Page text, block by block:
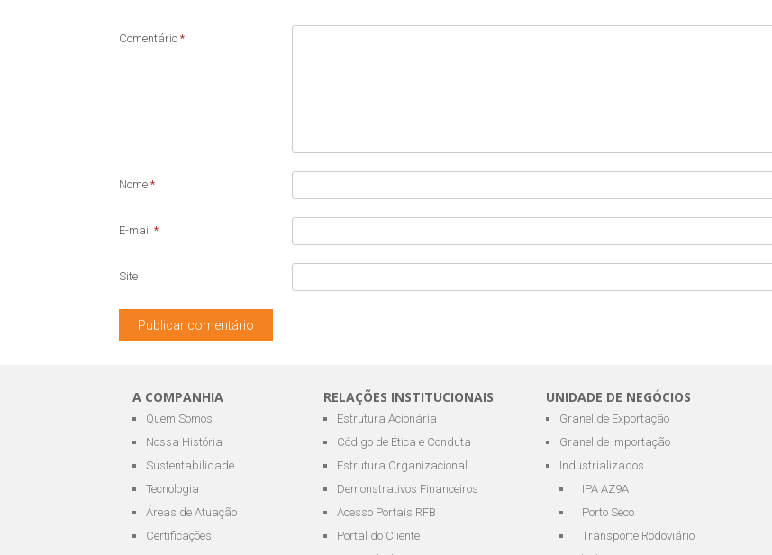
Comentário *
Nome *
E-mail *
Site
A COMPANHIA
Quem Somos
Nossa História
Sustentabilidade
Tecnologia
Áreas de Atuação
Certificações
RELAÇÕES INSTITUCIONAIS
Estrutura Acionária
Código de Ética e Conduta
Estrutura Organizacional
Demonstrativos Financeiros
Acesso Portais RFB
Portal do Cliente
UNIDADE DE NEGÓCIOS
Granel de Exportação
Granel de Importação
Industrializados
IPA AZ9A
Porto Seco
Transporte Rodoviário